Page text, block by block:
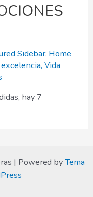
Sidebar, Home
,Vida
hay 7
| Powered byTema